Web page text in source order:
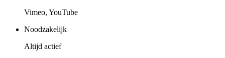
Vimeo, YouTube
Noodzakelijk
Altijd actief